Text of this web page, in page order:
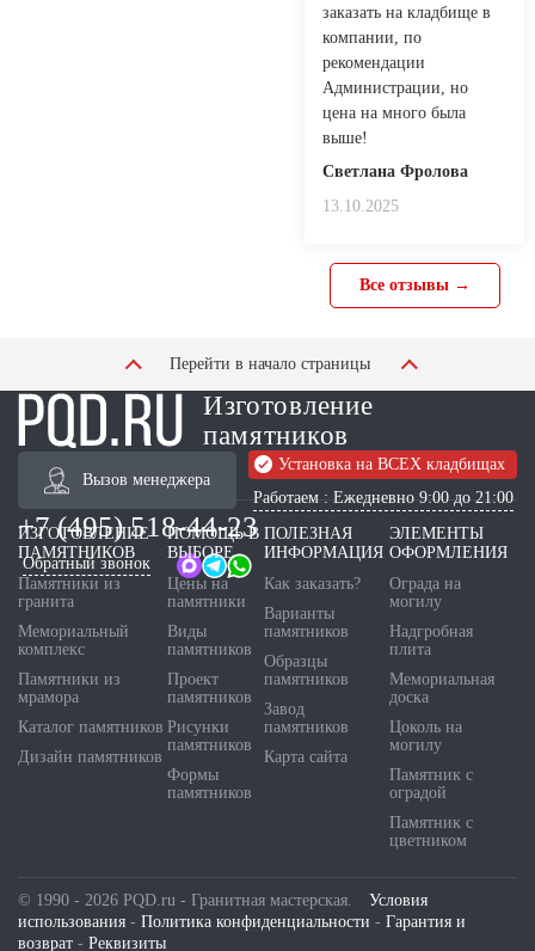
заказать на кладбище в
компании, по
рекомендации
Администрации, но
цена на много была
выше!
Светлана Фролова
13.10.2025
Все отзывы →
Перейти в начало страницы
Изготовление
памятников
Вызов менеджера
Установка на ВСЕХ кладбищах
Работаем : Ежедневно 9:00 до 21:00
+7 (495) 518-44-23
Обратный звонок
ИЗГОТОВЛЕНИЕ
ПАМЯТНИКОВ
Памятники из
гранита
Мемориальный
комплекс
Памятники из
мрамора
Каталог памятников
Дизайн памятников
ПОМОЩЬ В
ВЫБОРЕ
Цены на
памятники
Виды
памятников
Проект
памятников
Рисунки
памятников
Формы
памятников
ПОЛЕЗНАЯ
ИНФОРМАЦИЯ
Как заказать?
Варианты
памятников
Образцы
памятников
Завод
памятников
Карта сайта
ЭЛЕМЕНТЫ
ОФОРМЛЕНИЯ
Ограда на
могилу
Надгробная
плита
Мемориальная
доска
Цоколь на
могилу
Памятник с
оградой
Памятник с
цветником
© 1990 - 2026 PQD.ru - Гранитная мастерская. Условия
использования - Политика конфиденциальности - Гарантия и
возврат - Реквизиты